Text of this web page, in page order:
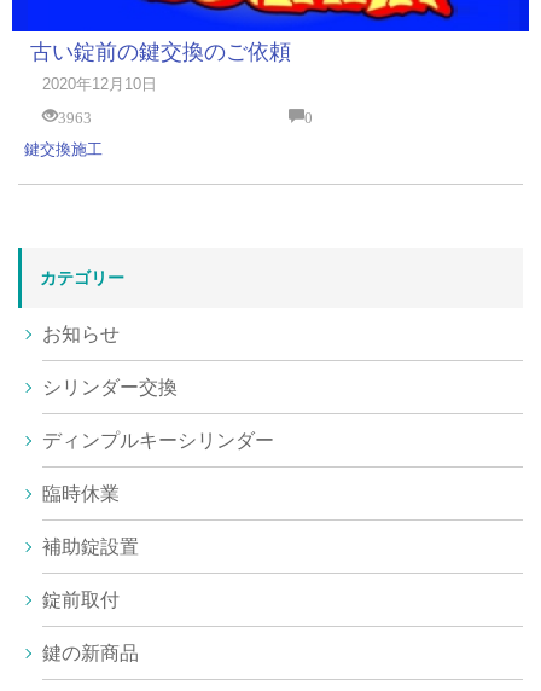
古い錠前の鍵交換のご依頼
2020年12月10日
3963
0
鍵交換施工
カテゴリー
お知らせ
シリンダー交換
ディンプルキーシリンダー
臨時休業
補助錠設置
錠前取付
鍵の新商品